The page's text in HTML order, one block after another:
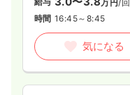
万円/回
時間 16:45～8:45
気になる